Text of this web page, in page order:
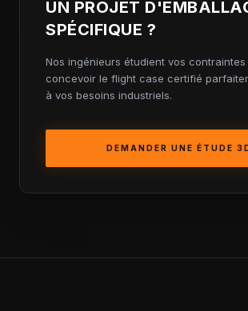
UN PROJET
SPÉCIFIQUE ?
Nos ingénieurs étudient vos
concevoir le flight case certifié
à vos besoins industriels.
DEMANDER UNE ÉTUDE